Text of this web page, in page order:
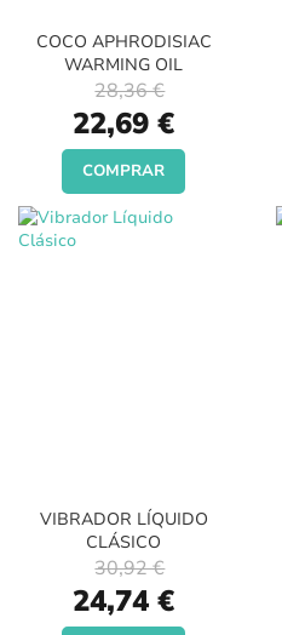
COCO APHRODISIAC
WARMING OIL
Special
Price
22,69 €
28,36 €
COMPRAR
VIBRADOR LÍQUIDO
CLÁSICO
Special
Price
24,74 €
30,92 €